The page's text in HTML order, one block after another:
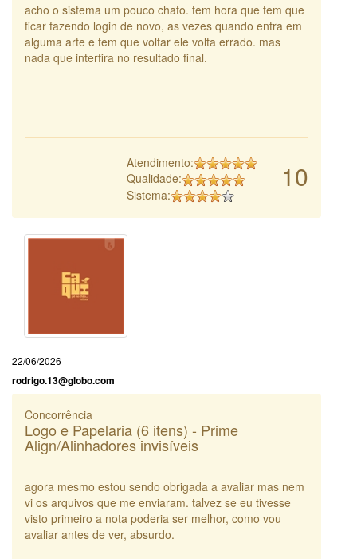
acho o sistema um pouco chato. tem hora que tem que
ficar fazendo login de novo, as vezes quando entra em
alguma arte e tem que voltar ele volta errado. mas
nada que interfira no resultado final.
10
Atendimento:
Qualidade:
Sistema:
22/06/2026
rodrigo.13@globo.com
Concorrência
Logo e Papelaria (6 itens) - Prime
Align/Alinhadores invisíveis
agora mesmo estou sendo obrigada a avaliar mas nem
vi os arquivos que me enviaram. talvez se eu tivesse
visto primeiro a nota poderia ser melhor, como vou
avaliar antes de ver, absurdo.